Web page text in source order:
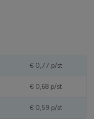
€ 0,77 p/st
€ 0,68 p/st
€ 0,59 p/st